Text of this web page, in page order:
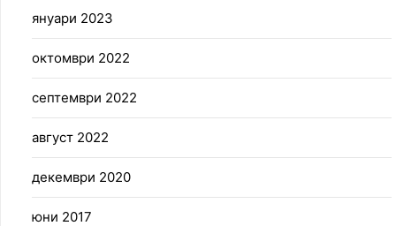
януари 2023
октомври 2022
септември 2022
август 2022
декември 2020
юни 2017